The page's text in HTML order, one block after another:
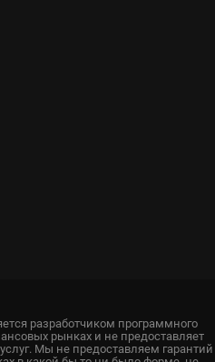
разработчиком программного
рынках и не предоставляет
Мы не предоставляем гарантий